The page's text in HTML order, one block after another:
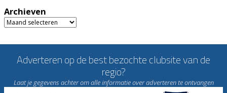
Archieven
Archieven
Adverteren op de best bezochte clubsite van de
regio?
Laat je gegevens achter om alle informatie over adverteren te ontvangen